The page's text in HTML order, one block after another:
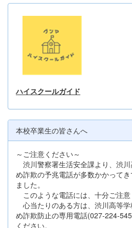
ハイスクールガイド
本校卒業生の皆さんへ
～ご注意ください～
渋川警察署生活安全課より、渋
め詐欺の予兆電話が多数かかって
ました。
このような電話には、十分ご注意
心当たりのある方は、渋川高等
め詐欺防止の専用電話(027-224-
ください。